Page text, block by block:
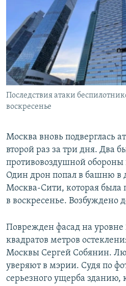
РАСПИСАНИЕ ВЕЩАНИЯ
ПОДПИШИТЕСЬ НА
СОЦИАЛЬНЫЕ СЕТИ
Последствия атаки
воскресенье
Москва вновь подверглась
второй раз за три дня. Два
противовоздушной обороны
Один дрон попал в башню в
Москва-Сити, которая была
в воскресенье. Возбуждено
Поврежден фасад на уровне
квадратов метров
Москвы Сергей Собянин.
уверяют в мэрии. Судя по
серьезного ущерба зданию,